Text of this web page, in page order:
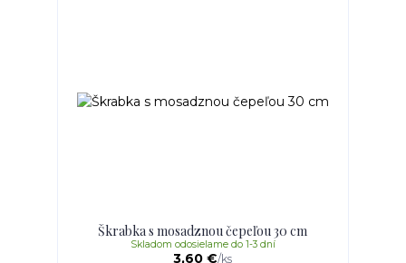
Škrabka s mosadznou čepeľou 30 cm
3,60 €/ks
Skladom odosielame do 1-3 dní